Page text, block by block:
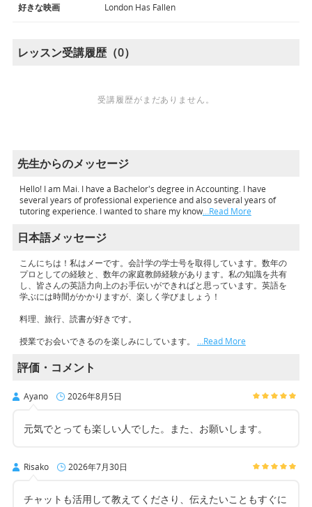
好きな映画 London Has Fallen
レッスン受講履歴（0）
受講履歴がまだありません。
先生からのメッセージ
Hello! I am Mai. I have a Bachelor's degree in Accounting. I have
several years of professional experience and also several years of
tutoring experience. I wanted to share my know…Read More
日本語メッセージ
こんにちは！私はメーです。会計学の学士号を取得しています。数年の
プロとしての経験と、数年の家庭教師経験があります。私の知識を共有
し、皆さんの英語力向上のお手伝いができればと思っています。英語を
学ぶには時間がかかりますが、楽しく学びましょう！
料理、旅行、読書が好きです。
授業でお会いできるのを楽しみにしています。 …Read More
評価・コメント
Ayano 2026年8月5日
元気でとっても楽しい人でした。また、お願いします。
Risako 2026年7月30日
チャットも活用して教えてくださり、伝えたいこともすぐに